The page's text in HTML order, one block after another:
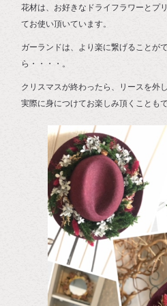
花材は、お好きなドライフラワーとプ
てお使い頂いています。
ガーランドは、より楽に繋げることが
ら・・・・。
クリスマスが終わったら、リースを外
実際に身につけてお楽しみ頂くことも